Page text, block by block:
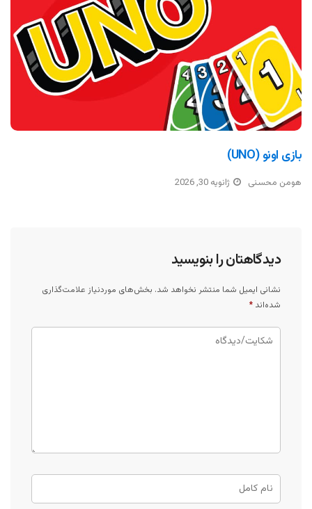
بازی اونو (UNO)
هومن محسنی ژانویه 30, 2026
دیدگاهتان را بنویسید
نشانی ایمیل شما منتشر نخواهد شد. بخش‌های موردنیاز علامت‌گذاری
شده‌اند *